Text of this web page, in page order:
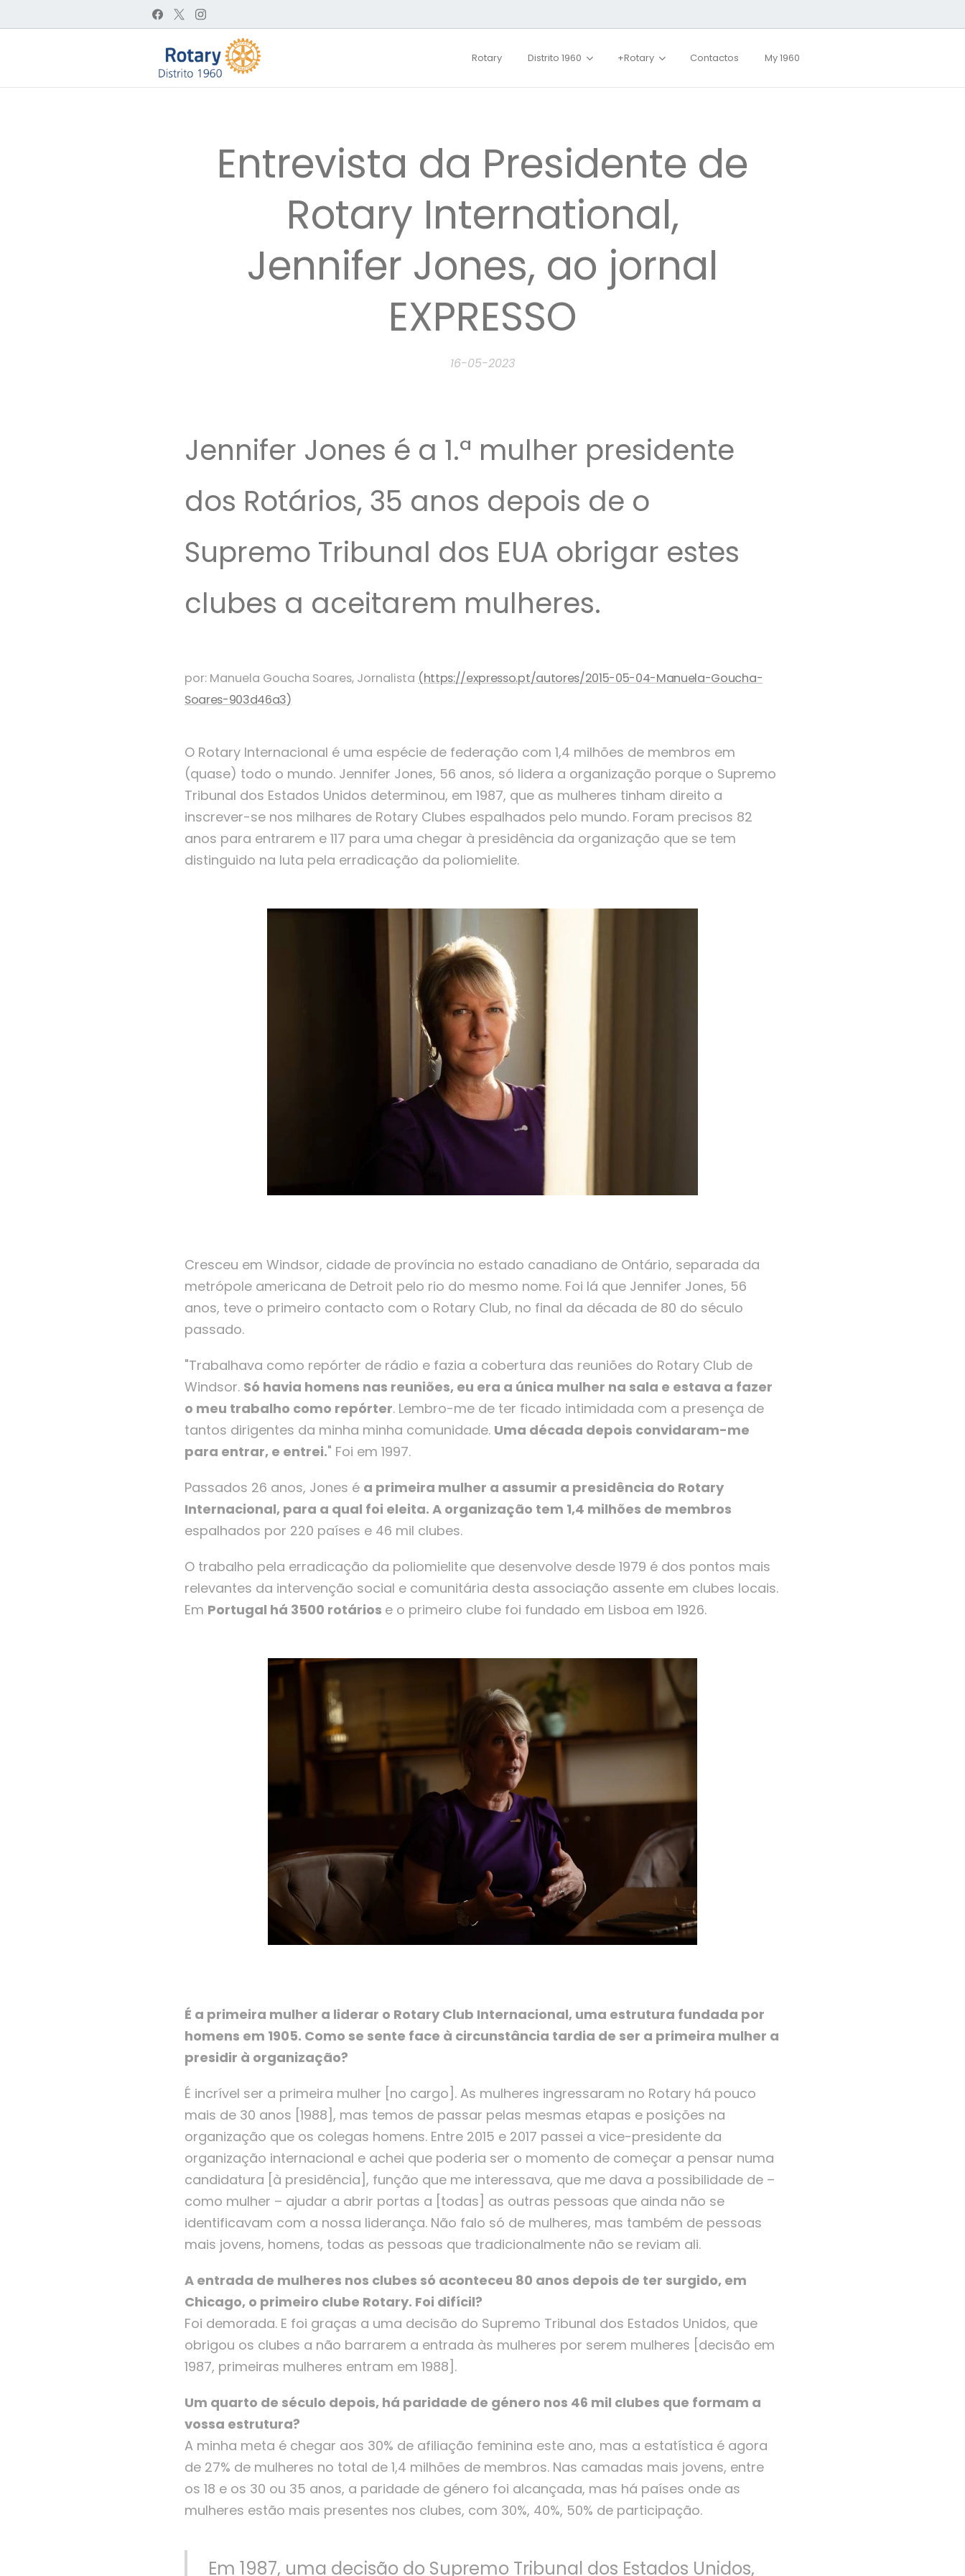
Rotary Distrito 1960 +Rotary Contactos My 1960
Entrevista da Presidente de
Rotary International,
Jennifer Jones, ao jornal
EXPRESSO
16-05-2023
Jennifer Jones é a 1.ª mulher presidente
dos Rotários, 35 anos depois de o
Supremo Tribunal dos EUA obrigar estes
clubes a aceitarem mulheres.
por: Manuela Goucha Soares, Jornalista (https://expresso.pt/autores/2015-05-04-Manuela-Goucha-
Soares-903d46a3)
O Rotary Internacional é uma espécie de federação com 1,4 milhões de membros em
(quase) todo o mundo. Jennifer Jones, 56 anos, só lidera a organização porque o Supremo
Tribunal dos Estados Unidos determinou, em 1987, que as mulheres tinham direito a
inscrever-se nos milhares de Rotary Clubes espalhados pelo mundo. Foram precisos 82
anos para entrarem e 117 para uma chegar à presidência da organização que se tem
distinguido na luta pela erradicação da poliomielite.
Cresceu em Windsor, cidade de província no estado canadiano de Ontário, separada da
metrópole americana de Detroit pelo rio do mesmo nome. Foi lá que Jennifer Jones, 56
anos, teve o primeiro contacto com o Rotary Club, no final da década de 80 do século
passado.
"Trabalhava como repórter de rádio e fazia a cobertura das reuniões do Rotary Club de
Windsor. Só havia homens nas reuniões, eu era a única mulher na sala e estava a fazer
o meu trabalho como repórter. Lembro-me de ter ficado intimidada com a presença de
tantos dirigentes da minha minha comunidade. Uma década depois convidaram-me
para entrar, e entrei." Foi em 1997.
Passados 26 anos, Jones é a primeira mulher a assumir a presidência do Rotary
Internacional, para a qual foi eleita. A organização tem 1,4 milhões de membros
espalhados por 220 países e 46 mil clubes.
O trabalho pela erradicação da poliomielite que desenvolve desde 1979 é dos pontos mais
relevantes da intervenção social e comunitária desta associação assente em clubes locais.
Em Portugal há 3500 rotários e o primeiro clube foi fundado em Lisboa em 1926.
É a primeira mulher a liderar o Rotary Club Internacional, uma estrutura fundada por
homens em 1905. Como se sente face à circunstância tardia de ser a primeira mulher a
presidir à organização?
É incrível ser a primeira mulher [no cargo]. As mulheres ingressaram no Rotary há pouco
mais de 30 anos [1988], mas temos de passar pelas mesmas etapas e posições na
organização que os colegas homens. Entre 2015 e 2017 passei a vice-presidente da
organização internacional e achei que poderia ser o momento de começar a pensar numa
candidatura [à presidência], função que me interessava, que me dava a possibilidade de –
como mulher – ajudar a abrir portas a [todas] as outras pessoas que ainda não se
identificavam com a nossa liderança. Não falo só de mulheres, mas também de pessoas
mais jovens, homens, todas as pessoas que tradicionalmente não se reviam ali.
A entrada de mulheres nos clubes só aconteceu 80 anos depois de ter surgido, em
Chicago, o primeiro clube Rotary. Foi difícil?
Foi demorada. E foi graças a uma decisão do Supremo Tribunal dos Estados Unidos, que
obrigou os clubes a não barrarem a entrada às mulheres por serem mulheres [decisão em
1987, primeiras mulheres entram em 1988].
Um quarto de século depois, há paridade de género nos 46 mil clubes que formam a
vossa estrutura?
A minha meta é chegar aos 30% de afiliação feminina este ano, mas a estatística é agora
de 27% de mulheres no total de 1,4 milhões de membros. Nas camadas mais jovens, entre
os 18 e os 30 ou 35 anos, a paridade de género foi alcançada, mas há países onde as
mulheres estão mais presentes nos clubes, com 30%, 40%, 50% de participação.
Em 1987, uma decisão do Supremo Tribunal dos Estados Unidos,